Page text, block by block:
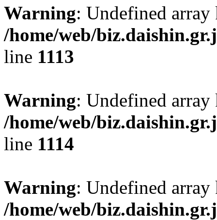
Warning: Undefined
/home/web/
line 1113
Warning: Undefined
/home/web/
line 1114
Warning: Undefined
/home/web/